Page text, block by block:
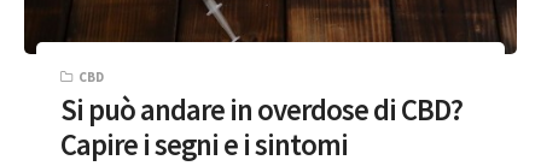
CBD
Si può andare in overdose di CBD?
Capire i segni e i sintomi